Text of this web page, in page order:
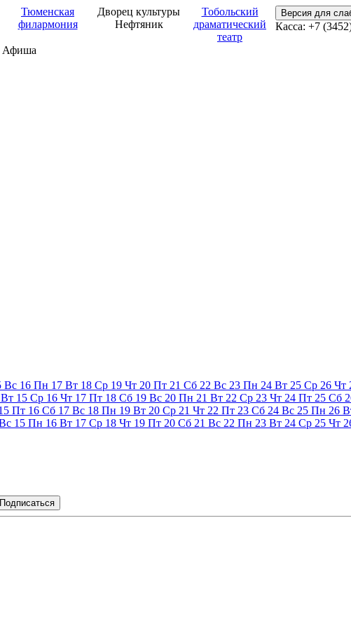
Тюменская
филармония
Дворец культуры
Нефтяник
Тобольский
драматический
театр
Версия для
Касса: +7
Афиша
Вс 16 Пн 17 Вт 18 Ср 19 Чт 20 Пт 21 Сб 22 Вс 23 Пн 24 Вт 25 Ср 26 Чт
Вт 15 Ср 16 Чт 17 Пт 18 Сб 19 Вс 20 Пн 21 Вт 22 Ср 23 Чт 24 Пт 25 Сб
Пт 16 Сб 17 Вс 18 Пн 19 Вт 20 Ср 21 Чт 22 Пт 23 Сб 24 Вс 25 Пн 26
15 Пн 16 Вт 17 Ср 18 Чт 19 Пт 20 Сб 21 Вс 22 Пн 23 Вт 24 Ср 25 Чт